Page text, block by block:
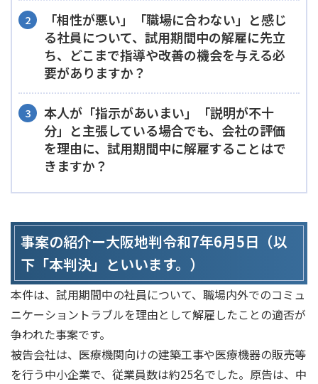
「相性が悪い」「職場に合わない」と感じ
る社員について、試用期間中の解雇に先立
ち、どこまで指導や改善の機会を与える必
要がありますか？
本人が「指示があいまい」「説明が不十
分」と主張している場合でも、会社の評価
を理由に、試用期間中に解雇することはで
きますか？
事案の紹介ー大阪地判令和7年6月5日（以
下「本判決」といいます。）
本件は、試用期間中の社員について、職場内外でのコミュ
ニケーショントラブルを理由として解雇したことの適否が
争われた事案です。
被告会社は、医療機関向けの建築工事や医療機器の販売等
を行う中小企業で、従業員数は約25名でした。原告は、中